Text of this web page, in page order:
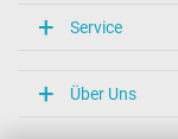
oui
Service de
Service
Über Uns